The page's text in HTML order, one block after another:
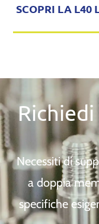
SCOPRI LA L40
Necessiti di
a doppia
specifiche